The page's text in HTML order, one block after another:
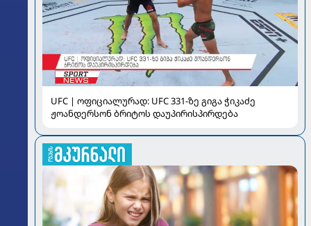
UFC | ოფიციალურად: UFC 331-ზე გიგა ჭიკაძე
ჟოანდერსონ ბრიტოს დაუპირისპირდება